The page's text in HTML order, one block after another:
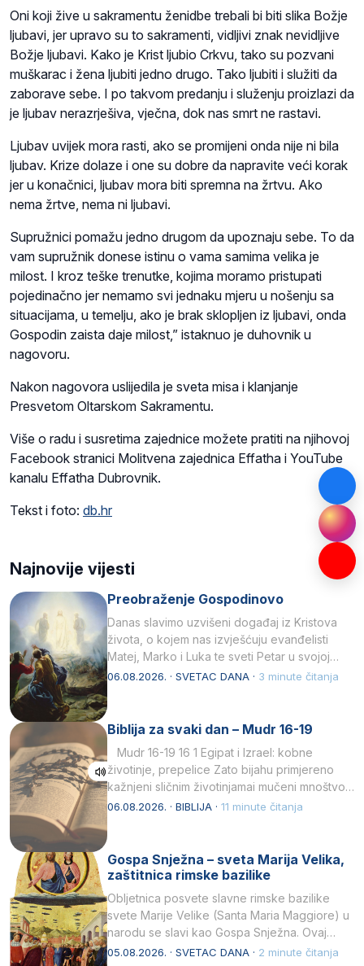
Oni koji žive u sakramentu ženidbe trebali bi biti slika Božje
ljubavi, jer upravo su to sakramenti, vidljivi znak nevidljive
Božje ljubavi. Kako je Krist ljubio Crkvu, tako su pozvani
muškarac i žena ljubiti jedno drugo. Tako ljubiti i služiti da
zaborave sebe. I po takvom predanju i služenju proizlazi da
je ljubav nerazrješiva, vječna, dok nas smrt ne rastavi.
Ljubav uvijek mora rasti, ako se promijeni onda nije ni bila
ljubav. Krize dolaze i one su dobre da napravite veći korak
jer u konačnici, ljubav mora biti spremna na žrtvu. Ako
nema žrtve, nema ni ljubavi.
Supružnici pomažu jedno drugom da upoznaju sebe. To da
vam supružnik donese istinu o vama samima velika je
milost. I kroz teške trenutke, kojima moramo pristupati
pojedinačno jer nemamo svi jednaku mjeru u nošenju sa
situacijama, u temelju, ako je brak sklopljen iz ljubavi, onda
Gospodin zaista daje milost,” istaknuo je duhovnik u
nagovoru.
Nakon nagovora uslijedila je sveta misa i klanjanje
Presvetom Oltarskom Sakramentu.
Više o radu i susretima zajednice možete pratiti na njihovoj
Facebook stranici Molitvena zajednica Effatha i YouTube
kanalu Effatha Dubrovnik.
Tekst i foto: db.hr
Najnovije vijesti
Preobraženje Gospodinovo
Danas slavimo uzvišeni događaj iz Kristova
života, o kojem nas izvješćuju evanđelisti
Matej, Marko i Luka te sveti Petar u svojoj
drugoj…
06.08.2026. · SVETAC DANA · 3 minute čitanja
Biblija za svaki dan – Mudr 16-19
Mudr 16-19 16 1 Egipat i Izrael: kobne
životinje, prepelice Zato bijahu primjereno
kažnjeni sličnim životinjamai mučeni mnoštvom
kukaca.2 A narod…
06.08.2026. · BIBLIJA · 11 minute čitanja
Gospa Snježna – sveta Marija Velika,
zaštitnica rimske bazilike
Obljetnica posvete slavne rimske bazilike
svete Marije Velike (Santa Maria Maggiore) u
narodu se slavi kao Gospa Snježna. Ovaj
naziv, Sancta Maria…
05.08.2026. · SVETAC DANA · 2 minute čitanja